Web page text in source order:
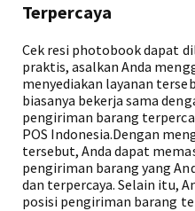
Terpercaya
Cek resi photobook dapat
praktis, asalkan Anda
menyediakan layanan
biasanya bekerja sama
pengiriman barang
POS Indonesia.Dengan
tersebut, Anda dapat
pengiriman barang yang
dan terpercaya. Selain itu,
posisi pengiriman barang